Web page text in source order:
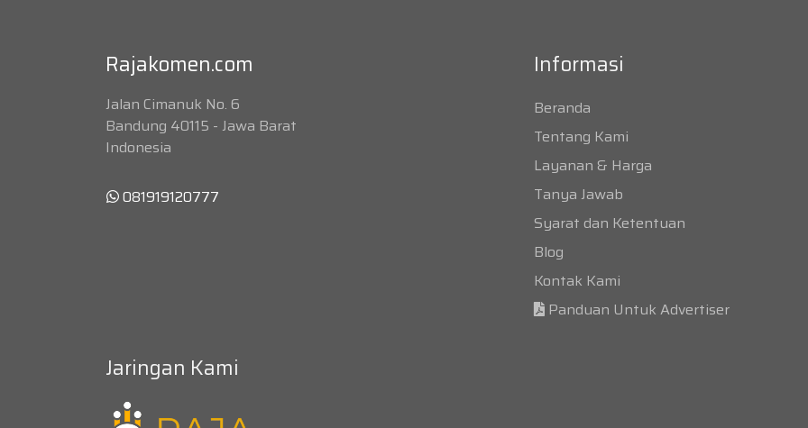
Rajakomen.com
Jalan Cimanuk No. 6
Bandung 40115 - Jawa Barat
Indonesia
081919120777
Informasi
Beranda
Tentang Kami
Layanan & Harga
Tanya Jawab
Syarat dan Ketentuan
Blog
Kontak Kami
Panduan Untuk Advertiser
Jaringan Kami